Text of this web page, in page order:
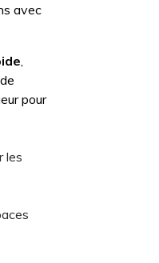
avec
pour
les